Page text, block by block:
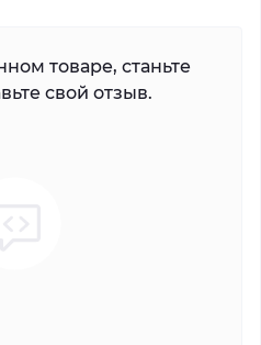
товаре, станьте
свой отзыв.